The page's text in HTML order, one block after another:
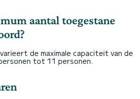
aantal toegestane
de maximale capaciteit van de
tot 11 personen.